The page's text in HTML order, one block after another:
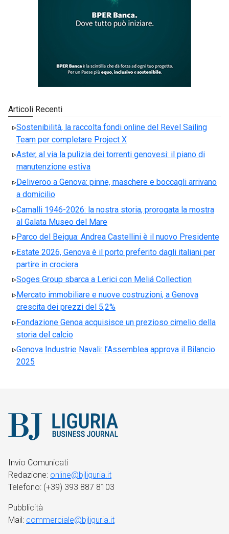
Articoli Recenti
Sostenibilità, la raccolta fondi online del Revel Sailing
Team per completare Project X
Aster, al via la pulizia dei torrenti genovesi: il piano di
manutenzione estiva
Deliveroo a Genova: pinne, maschere e boccagli arrivano
a domicilio
Camalli 1946-2026: la nostra storia, prorogata la mostra
al Galata Museo del Mare
Parco del Beigua: Andrea Castellini è il nuovo Presidente
Estate 2026, Genova è il porto preferito dagli italiani per
partire in crociera
Soges Group sbarca a Lerici con Meliá Collection
Mercato immobiliare e nuove costruzioni, a Genova
crescita dei prezzi del 5,2%
Fondazione Genoa acquisisce un prezioso cimelio della
storia del calcio
Genova Industrie Navali: l’Assemblea approva il Bilancio
2025
Invio Comunicati
Redazione: online@bjliguria.it
Telefono: (+39) 393 887 8103
Pubblicità
Mail: commerciale@bjliguria.it